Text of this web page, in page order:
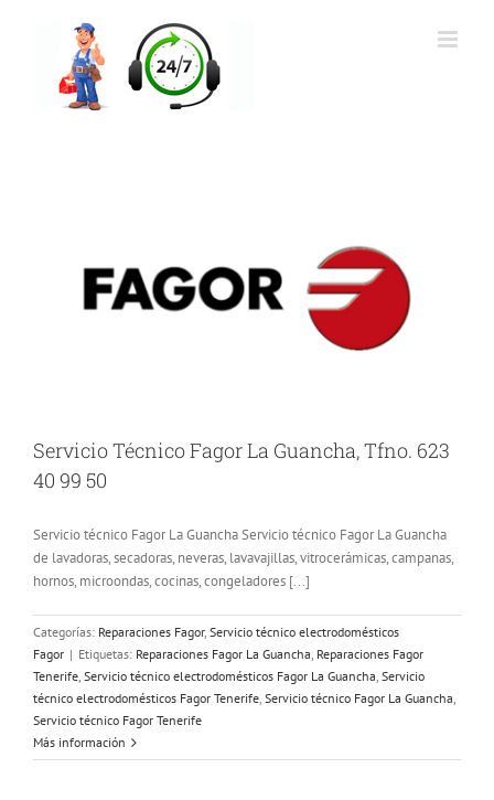
Servicio Técnico Fagor La Guancha, Tfno. 623
40 99 50
Servicio técnico Fagor La Guancha Servicio técnico Fagor La Guancha
de lavadoras, secadoras, neveras, lavavajillas, vitrocerámicas, campanas,
hornos, microondas, cocinas, congeladores [...]
Categorías: Reparaciones Fagor, Servicio técnico electrodomésticos
Fagor | Etiquetas: Reparaciones Fagor La Guancha, Reparaciones Fagor
Tenerife, Servicio técnico electrodomésticos Fagor La Guancha, Servicio
técnico electrodomésticos Fagor Tenerife, Servicio técnico Fagor La Guancha,
Servicio técnico Fagor Tenerife
Más información